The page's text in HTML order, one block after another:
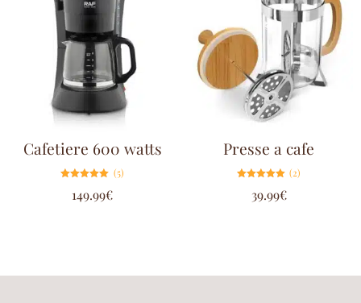
Cafetiere 600 watts
5.00
sur 5
(5)
149.99€
Presse a cafe
5.00
sur 5
(2)
39.99€